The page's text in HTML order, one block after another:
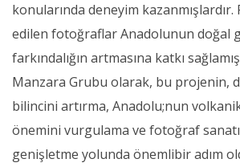
konularında deneyim kazanmışlardır.
edilen fotoğraflar Anadolunun doğal
farkındalığın artmasına katkı
Manzara Grubu olarak, bu projenin,
bilincini artırma, Anadolu;nun
önemini vurgulama ve fotoğraf
genişletme yolunda önemlibir adım